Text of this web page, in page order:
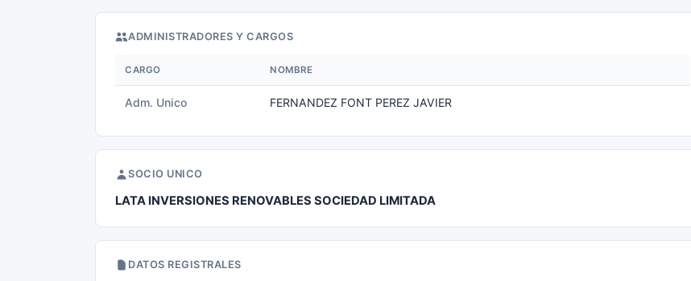
ADMINISTRADORES Y CARGOS
CARGO NOMBRE
Adm. Unico FERNANDEZ FONT PEREZ JAVIER
SOCIO UNICO
LATA INVERSIONES RENOVABLES SOCIEDAD LIMITADA
DATOS REGISTRALES